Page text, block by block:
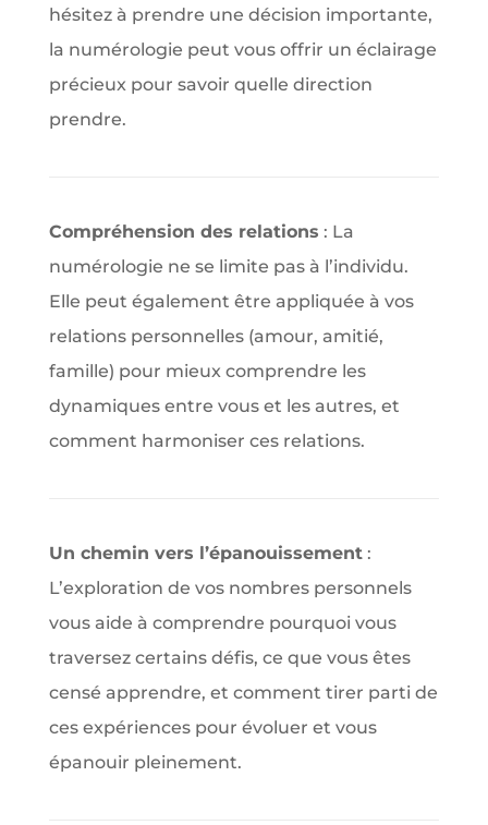
hésitez à prendre une décision importante,
la numérologie peut vous offrir un éclairage
précieux pour savoir quelle direction
prendre.
Compréhension des relations : La
numérologie ne se limite pas à l’individu.
Elle peut également être appliquée à vos
relations personnelles (amour, amitié,
famille) pour mieux comprendre les
dynamiques entre vous et les autres, et
comment harmoniser ces relations.
Un chemin vers l’épanouissement:
L’exploration de vos nombres personnels
vous aide à comprendre pourquoi vous
traversez certains défis, ce que vous êtes
censé apprendre, et comment tirer parti de
ces expériences pour évoluer et vous
épanouir pleinement.